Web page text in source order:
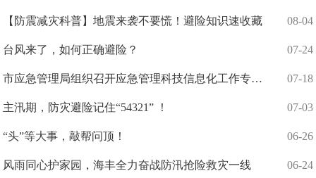
【防震减灾科普】地震来袭不要慌！避险知识速收藏 08-04
台风来了，如何正确避险？ 07-24
市应急管理局组织召开应急管理科技信息化工作专题会 07-18
主汛期，防灾避险记住“54321” ！ 07-03
“头”等大事，敲帮问顶！ 06-26
风雨同心护家园，海丰全力奋战防汛抢险救灾一线 06-24